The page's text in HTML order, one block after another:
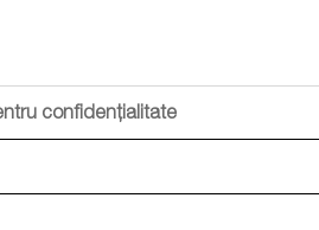
confidențialitate